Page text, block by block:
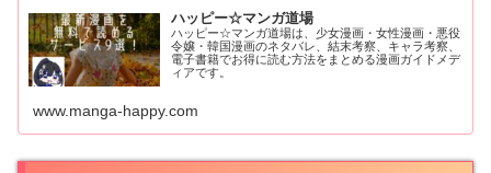
ハッピー☆マンガ道場
ハッピー☆マンガ道場は、少女漫画・女性漫画・悪役
令嬢・韓国漫画のネタバレ、結末考察、キャラ考察、
電子書籍でお得に読む方法をまとめる漫画ガイドメデ
ィアです。
www.manga-happy.com